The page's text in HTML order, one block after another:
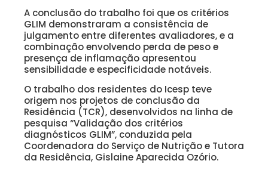
A conclusão do trabalho foi que os critérios
GLIM demonstraram a consistência de
julgamento entre diferentes avaliadores, e a
combinação envolvendo perda de peso e
presença de inflamação apresentou
sensibilidade e especificidade notáveis.
O trabalho dos residentes do Icesp teve
origem nos projetos de conclusão da
Residência (TCR), desenvolvidos na linha de
pesquisa “Validação dos critérios
diagnósticos GLIM”, conduzida pela
Coordenadora do Serviço de Nutrição e Tutora
da Residência, Gislaine Aparecida Ozório.